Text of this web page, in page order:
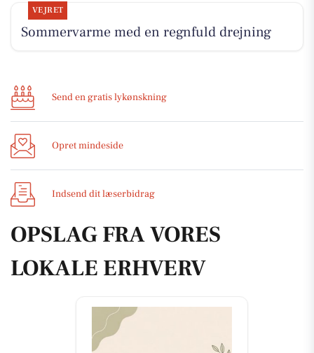
VEJRET
Sommervarme med en regnfuld drejning
Send en gratis lykønskning
Opret mindeside
Indsend dit læserbidrag
OPSLAG FRA VORES
LOKALE ERHVERV